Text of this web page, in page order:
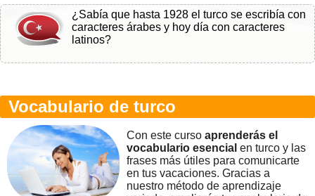
¿Sabía que hasta 1928 el turco se escribía con
caracteres árabes y hoy día con caracteres
latinos?
Vocabulario de turco
Con este curso aprenderás el
vocabulario esencial en turco y las
frases más útiles para comunicarte
en tus vacaciones. Gracias a
nuestro método de aprendizaje